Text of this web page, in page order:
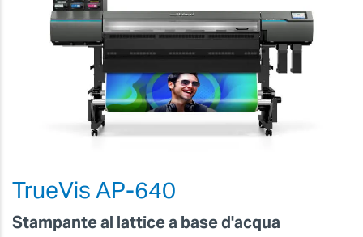
TrueVis AP-640
Stampante al lattice a base d'acqua